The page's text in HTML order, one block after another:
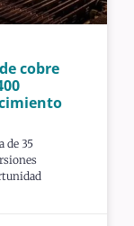
cobre
de 35